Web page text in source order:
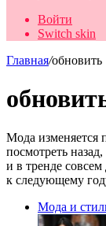
Войти
Switch skin
Главная/обновить
Мода изменяется
посмотреть
и в тренде
к следующему
Мода и